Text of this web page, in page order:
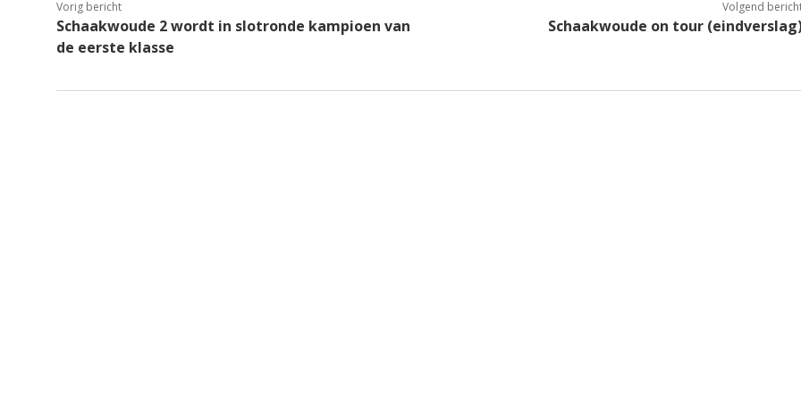
Vorig bericht
Schaakwoude 2 wordt in slotronde kampioen van
de eerste klasse
Volgend
Schaakwoude on tour